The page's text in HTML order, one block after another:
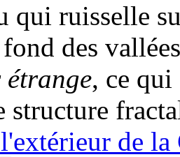
qui ruisselle
des
, ce
structure
de